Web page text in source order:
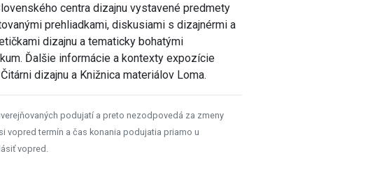
centra dizajnu vystavené predmety
prehliadkami, diskusiami s dizajnérmi a
dizajnu a tematicky bohatými
Ďalšie informácie a kontexty expozície
dizajnu a Knižnica materiálov Loma.
podujatí a preto nezodpovedá za zmeny
vopred termín a čas konania podujatia priamo u
vopred.